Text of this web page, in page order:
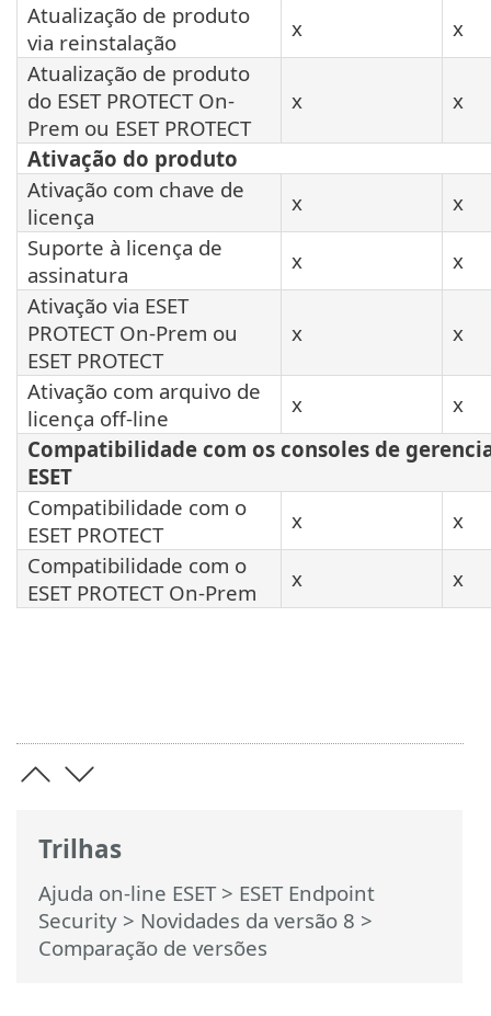
Trilhas
Ajuda on-line ESET> ESET Endpoint
Security > Novidades da versão 8 >
Comparação de versões
Atualização de produto
via reinstalação
x
x
Atualização de produto
do ESET PROTECT On-
Prem ou ESET PROTECT
x x
Ativação do produto
Ativação com chave de
licença
x
x
Suporte à licença de
assinatura
x
x
Ativação via ESET
PROTECT On-Prem ou
ESET PROTECT
x x
Ativação com arquivo de
licença off-line
x
x
Compatibilidade com os consoles de
ESET
Compatibilidade com o
ESET PROTECT
x
x
Compatibilidade com o
ESET PROTECT On-Prem
x x